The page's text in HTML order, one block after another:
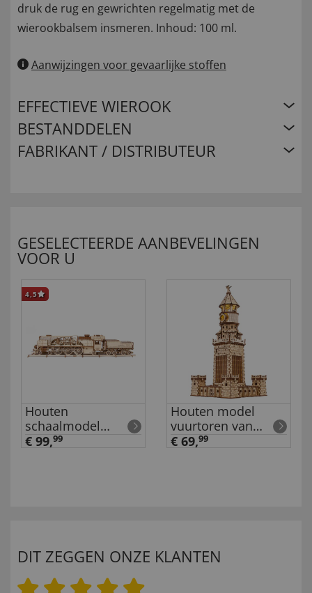
druk de rug en gewrichten regelmatig met de
wierookbalsem insmeren. Inhoud: 100 ml.
Aanwijzingen voor gevaarlijke stoffen
EFFECTIEVE WIEROOK
BESTANDDELEN
FABRIKANT / DISTRIBUTEUR
GESELECTEERDE AANBEVELINGEN
VOOR U
4,5
Houten
schaalmodel
'Stoomlocomotief
€ 99,99
Houten model
vuurtoren van
Alexandrië
€ 69,99
DIT ZEGGEN ONZE KLANTEN